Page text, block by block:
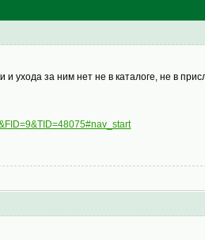
ухода за ним нет не в каталоге, не в